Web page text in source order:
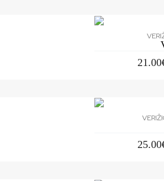
21.00
25.00